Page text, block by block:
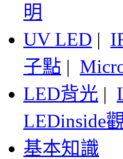
明
UV LED |
子點 |
LED背光 |
LEDinside
基本知識